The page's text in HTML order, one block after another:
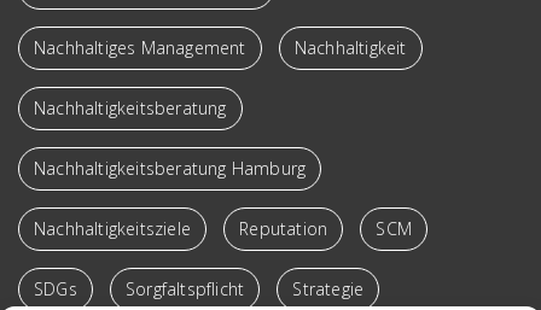
Nachhaltiges Management Nachhaltigkeit
Nachhaltigkeitsberatung
Nachhaltigkeitsberatung Hamburg
Nachhaltigkeitsziele Reputation SCM
SDGs Sorgfaltspflicht Strategie